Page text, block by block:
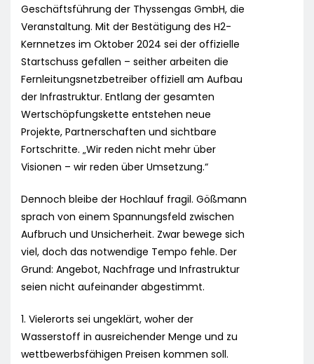
Geschäftsführung der Thyssengas GmbH, die
Veranstaltung. Mit der Bestätigung des H2-
Kernnetzes im Oktober 2024 sei der offizielle
Startschuss gefallen – seither arbeiten die
Fernleitungsnetzbetreiber offiziell am Aufbau
der Infrastruktur. Entlang der gesamten
Wertschöpfungskette entstehen neue
Projekte, Partnerschaften und sichtbare
Fortschritte. „Wir reden nicht mehr über
Visionen – wir reden über Umsetzung.“
Dennoch bleibe der Hochlauf fragil. Gößmann
sprach von einem Spannungsfeld zwischen
Aufbruch und Unsicherheit. Zwar bewege sich
viel, doch das notwendige Tempo fehle. Der
Grund: Angebot, Nachfrage und Infrastruktur
seien nicht aufeinander abgestimmt.
1. Vielerorts sei ungeklärt, woher der
Wasserstoff in ausreichender Menge und zu
wettbewerbsfähigen Preisen kommen soll.